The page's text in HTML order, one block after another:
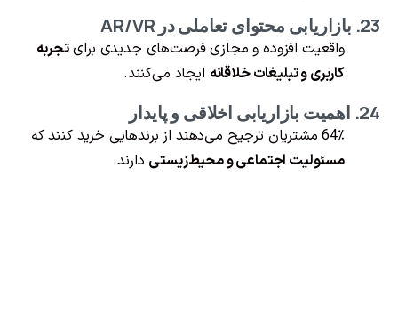
23. بازاریابی محتوای تعاملی در AR/VR
واقعیت افزوده و مجازی فرصت‌های جدیدی برایتجربه
کاربری و تبلیغات خلاقانه ایجاد می‌کنند.
24. اهمیت بازاریابی اخلاقی و پایدار
64٪ مشتریان ترجیح می‌دهند از برندهایی خرید کنند که
مسئولیت اجتماعی و محیط‌زیستی دارند.